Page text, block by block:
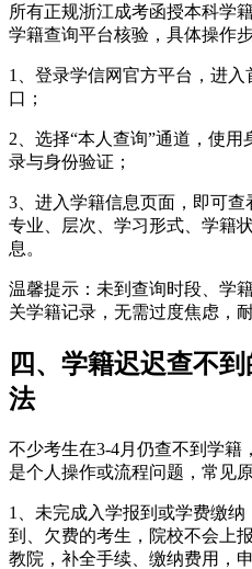
所有正规浙江成考函授本科学
学籍查询平台核验，具体操作
1、登录学信网官方平台，进入
口；
2、选择“本人查询”通道，使
录与身份验证；
3、进入学籍信息页面，即可查
专业、层次、学习形式、学籍
息。
温馨提示：未到查询时段、学
关学籍记录，无需过度焦虑，
四、学籍迟迟查不
法
不少考生在3-4月仍查不到学籍
是个人操作或流程问题，常见
1、未完成入学报到或学费缴
到、欠费的考生，院校不会上
教院，补全手续、缴纳费用，